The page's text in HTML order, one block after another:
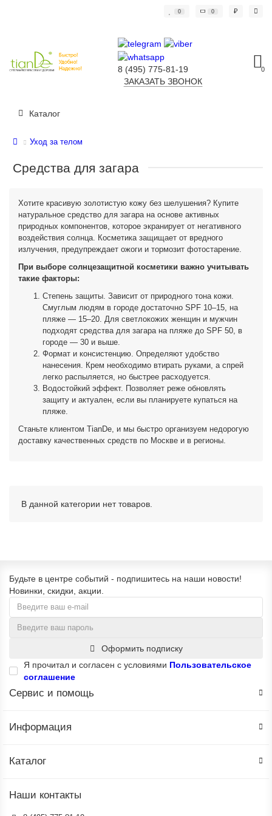
0 0 ₽
8 (495) 775-81-19
ЗАКАЗАТЬ ЗВОНОК
0
Каталог
Уход за телом
Средства для загара
Хотите красивую золотистую кожу без шелушения? Купите
натуральное средство для загара на основе активных
природных компонентов, которое экранирует от негативного
воздействия солнца. Косметика защищает от вредного
излучения, предупреждает ожоги и тормозит фотостарение.
При выборе солнцезащитной косметики важно учитывать
такие факторы:
Степень защиты. Зависит от природного тона кожи.
Смуглым людям в городе достаточно SPF 10–15, на
пляже — 15–20. Для светлокожих женщин и мужчин
подходят средства для загара на пляже до SPF 50, в
городе — 30 и выше.
Формат и консистенцию. Определяют удобство
нанесения. Крем необходимо втирать руками, а спрей
легко распыляется, но быстрее расходуется.
Водостойкий эффект. Позволяет реже обновлять
защиту и актуален, если вы планируете купаться на
пляже.
Станьте клиентом TianDe, и мы быстро организуем недорогую
доставку качественных средств по Москве и в регионы.
В данной категории нет товаров.
Будьте в центре событий - подпишитесь на наши новости!
Новинки, скидки, акции.
Оформить подписку
Я прочитал и согласен с условиями Пользовательское
соглашение
Сервис и помощь
Информация
Каталог
Наши контакты